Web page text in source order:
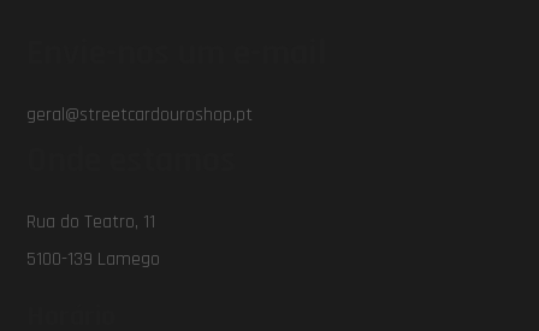
geral@streetcardouroshop.pt
Rua do Teatro, 11
5100-139 Lamego